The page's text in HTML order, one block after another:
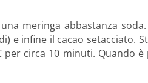
meringa abbastanza
e infine il cacao setacciato.
circa 10 minuti. Quando